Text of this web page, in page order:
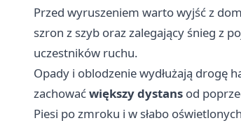
Przed wyruszeniem warto wyjść z
szron z szyb oraz zalegający śnieg z
uczestników ruchu.
Opady i oblodzenie wydłużają drogę
zachowaćwiększy dystans od
Piesi po zmroku i w słabo